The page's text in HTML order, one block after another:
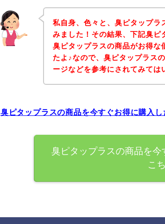
私自身、色々と、臭ピタップラ
みました！その結果、下記臭ピ
臭ピタップラスの商品がお得な
たよ♪なので、臭ピタップラス
ージなどを参考にされてみては
臭ピタップラスの商品を今すぐお得に購入し
臭ピタップラスの商品を
こ